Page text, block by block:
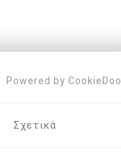
Powered by CookieDoo
Σχετικά